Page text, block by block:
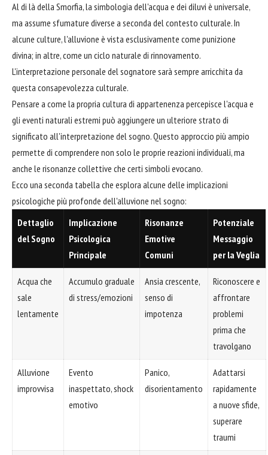
Al di là della Smorfia, la simbologia dell'acqua e dei diluvi è universale,
ma assume sfumature diverse a seconda del contesto culturale. In
alcune culture, l'alluvione è vista esclusivamente come punizione
divina; in altre, come un ciclo naturale di rinnovamento.
L'interpretazione personale del sognatore sarà sempre arricchita da
questa consapevolezza culturale.
Pensare a come la propria cultura di appartenenza percepisce l'acqua e
gli eventi naturali estremi può aggiungere un ulteriore strato di
significato all'interpretazione del sogno. Questo approccio più ampio
permette di comprendere non solo le proprie reazioni individuali, ma
anche le risonanze collettive che certi simboli evocano.
Ecco una seconda tabella che esplora alcune delle implicazioni
psicologiche più profonde dell'alluvione nel sogno:
Dettaglio
del Sogno
Implicazione
Psicologica
Principale
Risonanze
Emotive
Comuni
Potenziale
Messaggio
per la Veglia
Acqua che
sale
lentamente
Accumulo graduale
di stress/emozioni
Ansia crescente,
senso di
impotenza
Riconoscere e
affrontare
problemi
prima che
travolgano
Alluvione
improvvisa
Evento
inaspettato, shock
emotivo
Panico,
disorientamento
Adattarsi
rapidamente
a nuove sfide,
superare
traumi